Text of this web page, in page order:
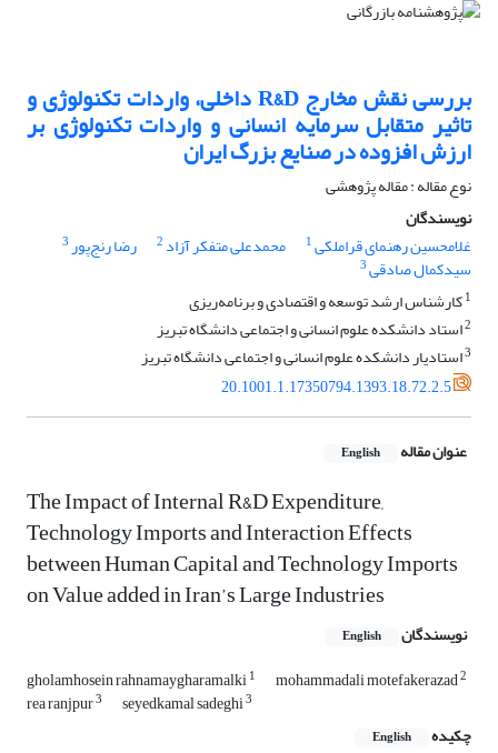
بررسی نقش مخارج R&D داخلی، واردات تکنولوژی و
تاثیر متقابل سرمایه انسانی و واردات تکنولوژی بر
ارزش افزوده در صنایع بزرگ ایران
نوع مقاله : مقاله پژوهشی
نویسندگان
غلامحسین رهنمای قراملکی1 محمدعلی متفکر آزاد 2 رضا رنج‌پور3
سیدکمال صادقی3
1کارشناس ارشد توسعه و اقتصادی و برنامه‌ریزی
2استاد دانشکده علوم انسانی و اجتماعی دانشگاه تبریز
3استادیار دانشکده علوم انسانی و اجتماعی دانشگاه تبریز
20.1001.1.17350794.1393.18.72.2.5
عنوان مقاله English
The Impact of Internal R&D Expenditure,
Technology Imports and Interaction Effects
between Human Capital and Technology Imports
on Value added in Iran’s Large Industries
نویسندگان English
gholamhosein rahnamaygharamalki1 mohammadali motefakerazad2
rea ranjpur3 seyedkamal sadeghi3
چکیده English